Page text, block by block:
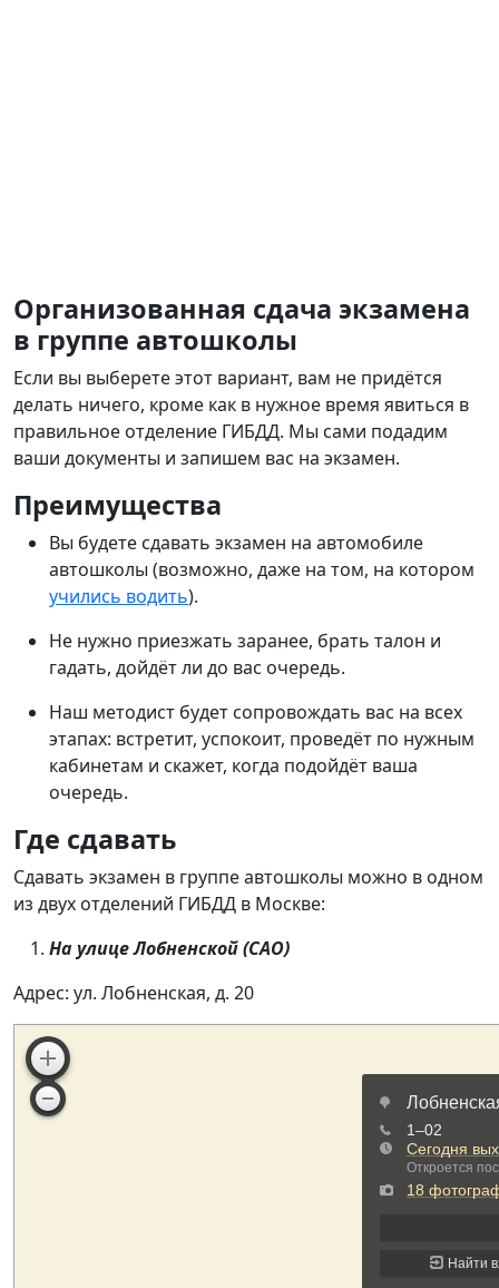
Организованная сдача экзамена
в группе автошколы
Если вы выберете этот вариант, вам не придётся
делать ничего, кроме как в нужное время явиться в
правильное отделение ГИБДД. Мы сами подадим
ваши документы и запишем вас на экзамен.
Преимущества
Вы будете сдавать экзамен на автомобиле
автошколы (возможно, даже на том, на котором
учились водить).
Не нужно приезжать заранее, брать талон и
гадать, дойдёт ли до вас очередь.
Наш методист будет сопровождать вас на всех
этапах: встретит, успокоит, проведёт по нужным
кабинетам и скажет, когда подойдёт ваша
очередь.
Где сдавать
Сдавать экзамен в группе автошколы можно в одном
из двух отделений ГИБДД в Москве:
На улице Лобненской (САО)
Адрес: ул. Лобненская, д. 20